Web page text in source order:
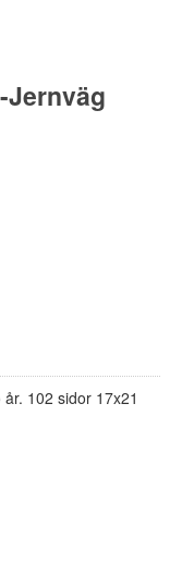
Jernväg
102 sidor 17x21